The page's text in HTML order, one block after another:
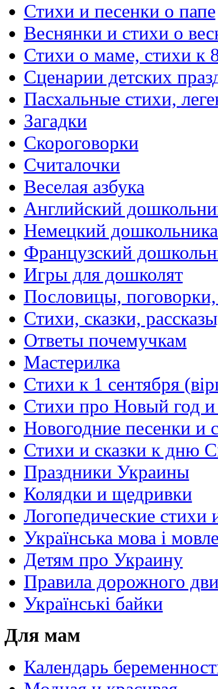
Стихи и песенки о папе
Веснянки и стихи о
Стихи о маме, стихи к
Сценарии детских
Пасхальные стихи,
Загадки
Скороговорки
Считалочки
Веселая азбука
Английский
Немецкий
Французский
Игры для дошколят
Пословицы,
Стихи, сказки,
Ответы почемучкам
Мастерилка
Стихи к 1 сентября
Стихи про Новый год
Новогодние песенки и
Стихи и сказки к дню
Праздники Украины
Колядки и щедривки
Логопедические стихи
Українська мова і
Детям про Украину
Правила дорожного
Українські байки
Для мам
Календарь